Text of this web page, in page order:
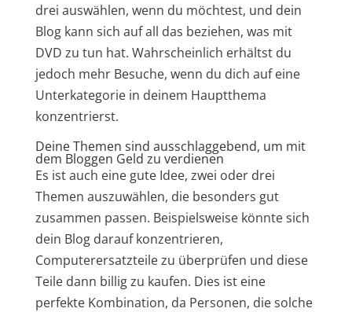
drei auswählen, wenn du möchtest, und dein
Blog kann sich auf all das beziehen, was mit
DVD zu tun hat. Wahrscheinlich erhältst du
jedoch mehr Besuche, wenn du dich auf eine
Unterkategorie in deinem Hauptthema
konzentrierst.
Deine Themen sind ausschlaggebend, um mit
dem Bloggen Geld zu verdienen
Es ist auch eine gute Idee, zwei oder drei
Themen auszuwählen, die besonders gut
zusammen passen. Beispielsweise könnte sich
dein Blog darauf konzentrieren,
Computerersatzteile zu überprüfen und diese
Teile dann billig zu kaufen. Dies ist eine
perfekte Kombination, da Personen, die solche